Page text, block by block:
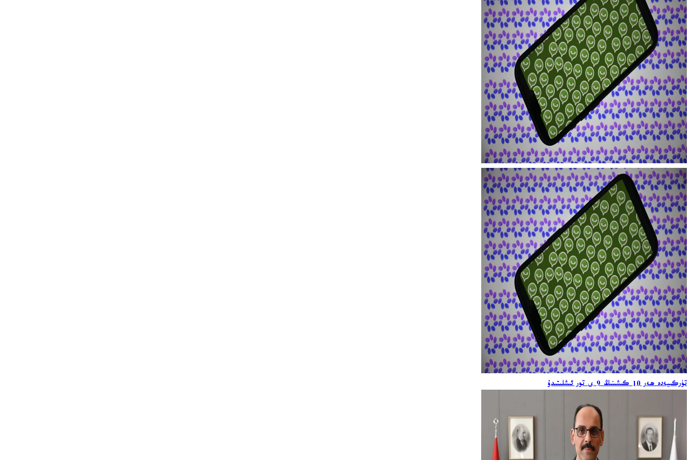
تۈركىيەدە ھەر 10 كىشىنىڭ 9 ى تور ئىشلىتىدۇ